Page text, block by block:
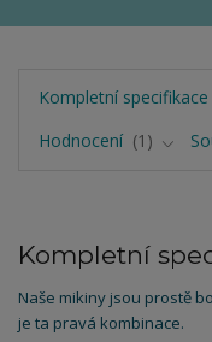
Kompletní specifikace
Hodnocení
1
Kompletní
Naše mikiny jsou prostě
je ta pravá kombinace.